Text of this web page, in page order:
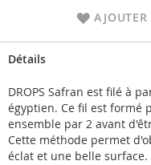
Détails
DROPS Safran est filé à
égyptien. Ce fil est formé
ensemble par 2 avant
Cette méthode permet
éclat et une belle surface.